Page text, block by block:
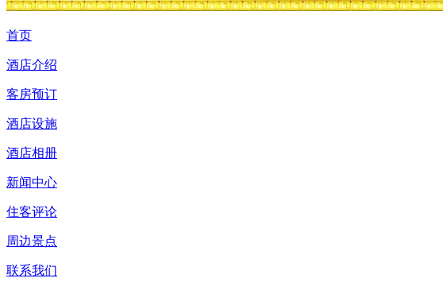
首页
酒店介绍
客房预订
酒店设施
酒店相册
新闻中心
住客评论
周边景点
联系我们